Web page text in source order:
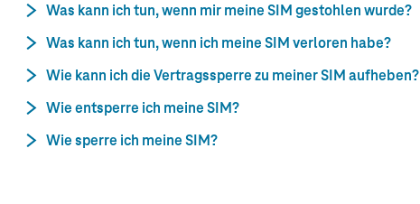
Was kann ich tun, wenn mir meine SIM gestohlen wurde?
Was kann ich tun, wenn ich meine SIM verloren habe?
Wie kann ich die Vertragssperre zu meiner SIM aufheben?
Wie entsperre ich meine SIM?
Wie sperre ich meine SIM?